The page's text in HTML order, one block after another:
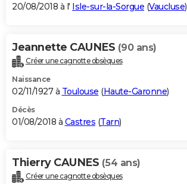
20/08/2018 à l' Isle-sur-la-Sorgue (Vaucluse)
Jeannette CAUNES (90 ans)
Créer une cagnotte obsèques
Naissance
02/11/1927 à Toulouse (Haute-Garonne)
Décès
01/08/2018 à Castres (Tarn)
Thierry CAUNES (54 ans)
Créer une cagnotte obsèques